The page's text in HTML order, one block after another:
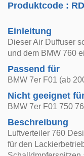
Produktcode :
Einleitung
Dieser Air Duffuser
und dem BMW 760
Passend für
BMW 7er F01 (ab
Nicht geeignet
BMW 7er F01 750
Beschreibung
Luftverteiler 760
für den